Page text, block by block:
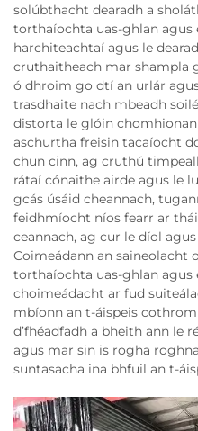
solúbthacht dearadh a
torthaíochta uas-ghlan agus
harchiteachtaí agus le
cruthaitheach mar shampla
ó dhroim go dtí an urlár
trasdhaite nach mbeadh
distorta le glóin
aschurtha freisin tacaíocht
chun cinn, ag cruthú
rátaí cónaithe airde agus le
gcás úsáid cheannach,
feidhmíocht níos fearr ar
ceannach, ag cur le díol
Coimeádann an saineolacht
torthaíochta uas-ghlan agus
choimeádacht ar fud
mbíonn an t-áispeis
d’fhéadfadh a bheith ann le
agus mar sin is rogha
suntasacha ina bhfuil an t-